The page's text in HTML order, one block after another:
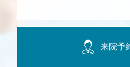
来院予